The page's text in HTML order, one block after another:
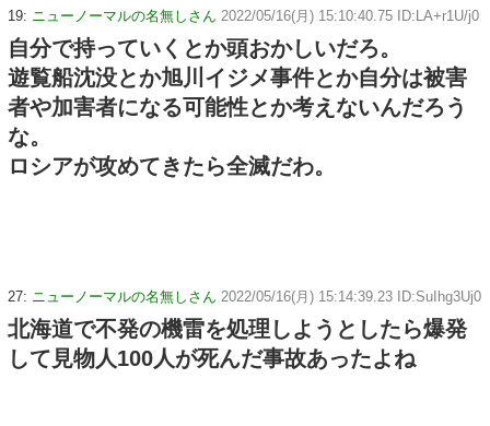
19: ニューノーマルの名無しさん 2022/05/16(月) 15:10:40.75 ID:LA+r1U/j0
自分で持っていくとか頭おかしいだろ。
遊覧船沈没とか旭川イジメ事件とか自分は被害
者や加害者になる可能性とか考えないんだろう
な。
ロシアが攻めてきたら全滅だわ。
27: ニューノーマルの名無しさん 2022/05/16(月) 15:14:39.23 ID:SuIhg3Uj0
北海道で不発の機雷を処理しようとしたら爆発
して見物人100人が死んだ事故あったよね